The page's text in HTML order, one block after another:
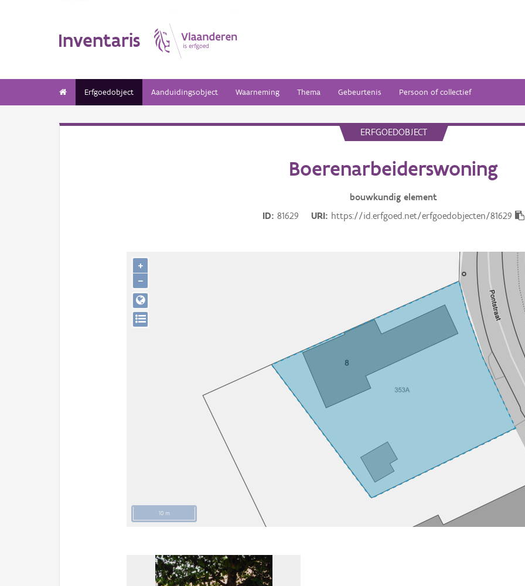
Inventaris
Erfgoedobject Aanduidingsobject Waarneming Thema Gebeurtenis Persoon of collectief
ERFGOEDOBJECT
Boerenarbeiderswoning
bouwkundig element
ID
81629 URI https://id.erfgoed.net/erfgoedobjecten/81629
10 m
+
−